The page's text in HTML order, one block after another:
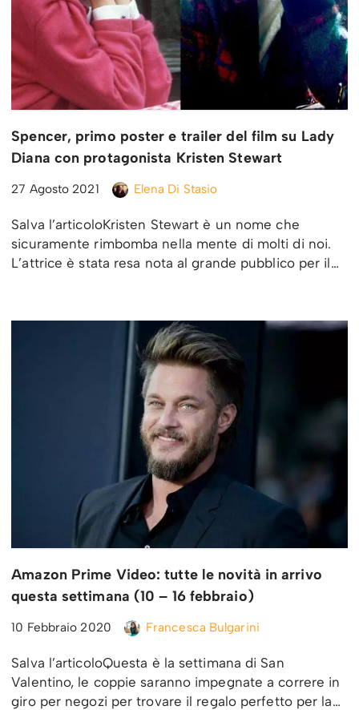
Spencer, primo poster e trailer del film su Lady
Diana con protagonista Kristen Stewart
27 Agosto 2021 Elena Di Stasio
Salva l’articoloKristen Stewart è un nome che
sicuramente rimbomba nella mente di molti di noi.
L’attrice è stata resa nota al grande pubblico per il…
Amazon Prime Video: tutte le novità in arrivo
questa settimana (10 – 16 febbraio)
10 Febbraio 2020 Francesca Bulgarini
Salva l’articoloQuesta è la settimana di San
Valentino, le coppie saranno impegnate a correre in
giro per negozi per trovare il regalo perfetto per la…